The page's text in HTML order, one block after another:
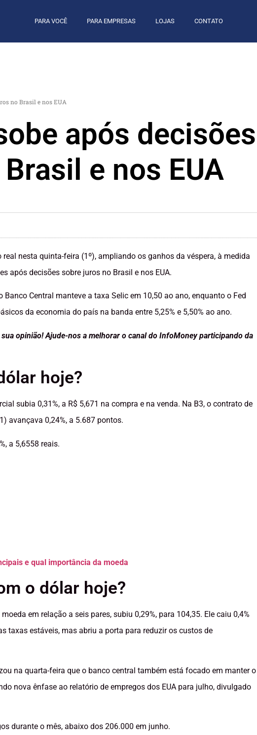
PARA VOCÊ PARA EMPRESAS LOJAS CONTATO
no Brasil e nos EUA
após decisões
e nos EUA
nesta quinta-feira (1º), ampliando os ganhos da véspera, à medida
após decisões sobre juros no Brasil e nos EUA.
Central manteve a taxa Selic em 10,50 ao ano, enquanto o Fed
da economia do país na banda entre 5,25% e 5,50% ao ano.
opinião! Ajude-nos a melhorar o canal do InfoMoney participando da
hoje?
subia 0,31%, a R$ 5,671 na compra e na venda. Na B3, o contrato de
avançava 0,24%, a 5.687 pontos.
a 5,6558 reais.
e qual importância da moeda
o dólar hoje?
em relação a seis pares, subiu 0,29%, para 104,35. Ele caiu 0,4%
taxas estáveis, mas abriu a porta para reduzir os custos de
na quarta-feira que o banco central também está focado em manter o
nova ênfase ao relatório de empregos dos EUA para julho, divulgado
durante o mês, abaixo dos 206.000 em junho.